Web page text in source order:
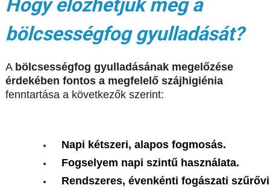
Hogy előzhetjük meg a
bölcsességfog gyulladását?
A bölcsességfog gyulladásának megelőzése
érdekében fontos a megfelelő szájhigiénia
fenntartása a következők szerint:
Napi kétszeri, alapos fogmosás.
Fogselyem napi szintű használata.
Rendszeres, évenkénti fogászati